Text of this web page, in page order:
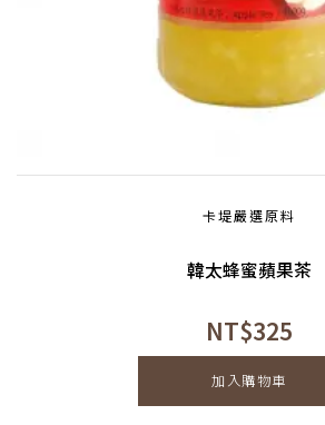
卡堤嚴選原料
韓太蜂蜜蘋果茶
NT$325
加入購物車